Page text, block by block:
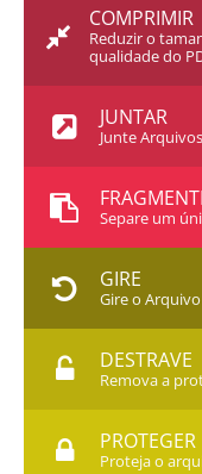
COMPRIMIR
Reduzir o
qualidade do
JUNTAR
Junte
Separe um
GIRE
Gire o Arquivo
DESTRAVE
Remova a
PROTEGER
Proteja o